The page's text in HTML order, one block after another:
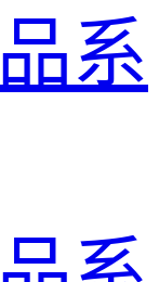
系